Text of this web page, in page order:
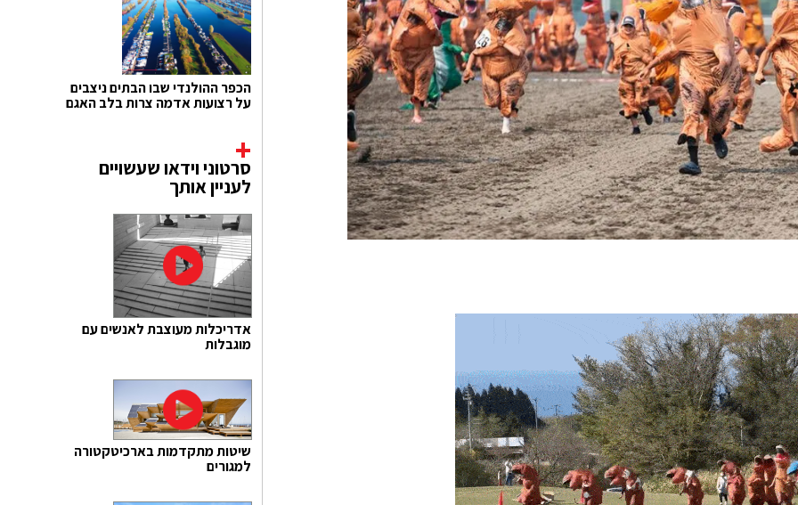
הכפר ההולנדי שבו הבתים ניצבים
על רצועות אדמה צרות בלב האגם
סרטוני וידאו שעשויים
לעניין אותך
אדריכלות מעוצבת לאנשים עם
מוגבלות
שיטות מתקדמות בארכיטקטורה
למגורים